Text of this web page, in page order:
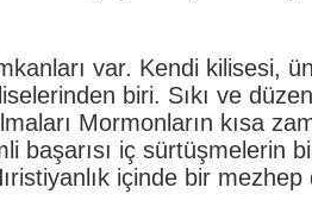
var. Kendi kilisesi,
biri. Sıkı ve
Mormonların kısa
başarısı iç sürtüşmelerin
içinde bir mezhep